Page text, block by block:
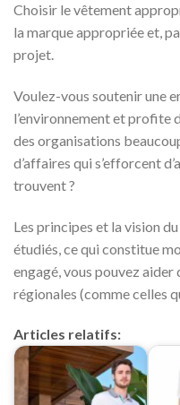
Choisir le vêtement
la marque appropriée et,
projet.
Voulez-vous soutenir une
l’environnement et profite
des organisations
d’affaires qui s’efforcent
trouvent ?
Les principes et la vision
étudiés, ce qui constitue
engagé, vous pouvez aider
régionales (comme celles
Articles relatifs: